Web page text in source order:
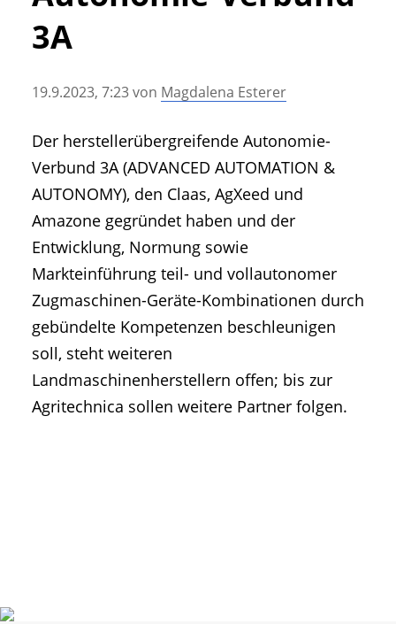
• Messen und Veranstaltungen
• Agritechnica Neuheiten Archiv
3A
19.9.2023, 7:23von Magdalena Esterer
Der herstellerübergreifende Autonomie-
Verbund 3A (ADVANCED AUTOMATION &
AUTONOMY), den Claas, AgXeed und
Amazone gegründet haben und der
Entwicklung, Normung sowie
Markteinführung teil- und vollautonomer
Zugmaschinen-Geräte-Kombinationen durch
gebündelte Kompetenzen beschleunigen
soll, steht weiteren
Landmaschinenherstellern offen; bis zur
Agritechnica sollen weitere Partner folgen.